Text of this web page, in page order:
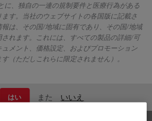
に、独自の一連の規制要件と医療行為がある
ます。当社のウェブサイトの各国版に記載さ
報は、その国/地域に固有であり、その国/地域
されます。これには、すべての製品の詳細/可
ュメント、価格設定、およびプロモーション
（ただしこれらに限定されません）。
はい また いいえ